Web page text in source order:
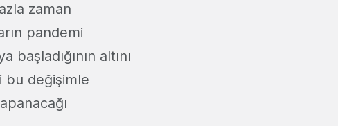
zaman
pandemi
altını
bu değişimle